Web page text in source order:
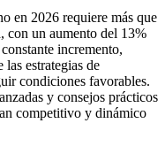
en 2026 requiere más que
con un aumento del 13%
incremento,
las estrategias de
condiciones favorables.
y consejos prácticos
competitivo y dinámico